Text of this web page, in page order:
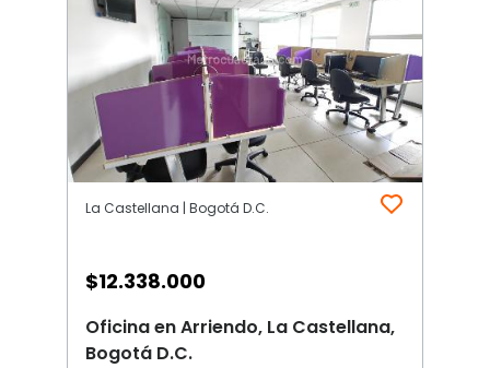
La Castellana | Bogotá D.C.
$12.338.000
Oficina en Arriendo, La Castellana,
Bogotá D.C.